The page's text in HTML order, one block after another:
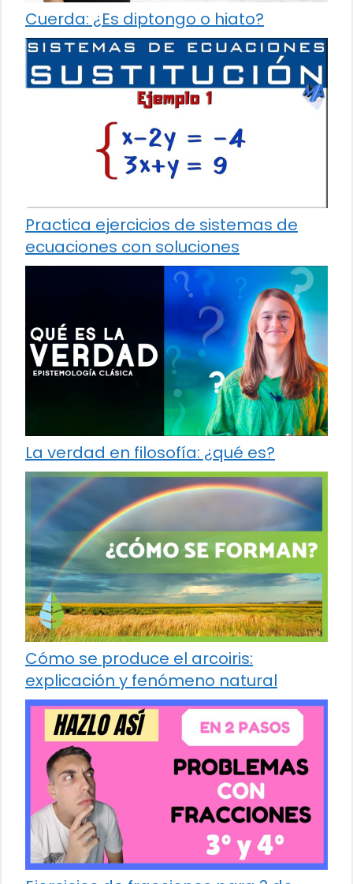
Cuerda: ¿Es diptongo o hiato?
Practica ejercicios de sistemas de
ecuaciones con soluciones
La verdad en filosofía: ¿qué es?
Cómo se produce el arcoiris:
explicación y fenómeno natural